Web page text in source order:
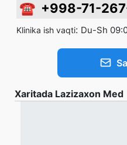
☎ +998-71-
Klinika ish vaqti: Du-Sh
Xaritada Lazizaxon Med